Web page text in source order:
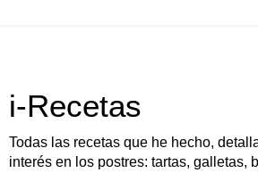
i-Recetas
Todas las recetas que he hecho,
interés en los postres: tartas, galletas,